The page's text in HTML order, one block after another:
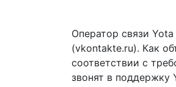
Оператор связи
(vkontakte.ru). Как
соответствии с
звонят в поддержку